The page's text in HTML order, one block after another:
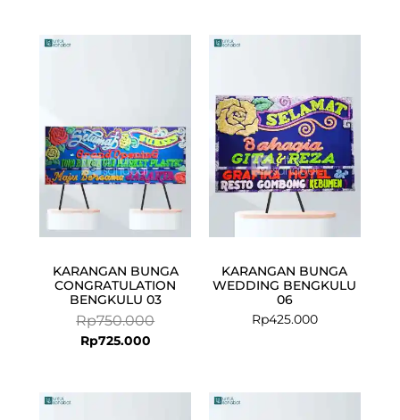
KARANGAN BUNGA
CONGRATULATION
BENGKULU 03
Rp750.000
Rp750.000.
Rp725.000
Rp725.000.
KARANGAN BUNGA
WEDDING BENGKULU
06
Rp425.000